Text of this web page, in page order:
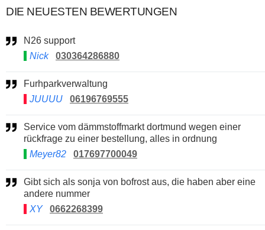
DIE NEUESTEN BEWERTUNGEN
N26 support
Nick
030364286880
Furhparkverwaltung
JUUUU
06196769555
Service vom dämmstoffmarkt dortmund wegen einer
rückfrage zu einer bestellung, alles in ordnung
Meyer82
017697700049
Gibt sich als sonja von bofrost aus, die haben aber eine
andere nummer
XY
0662268399